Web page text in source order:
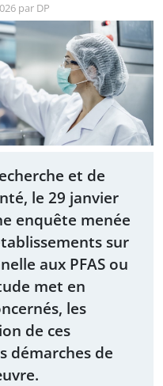
par DP
et de
le 29 janvier
enquête menée
sur
aux PFAS ou
met en
les
de ces
démarches de